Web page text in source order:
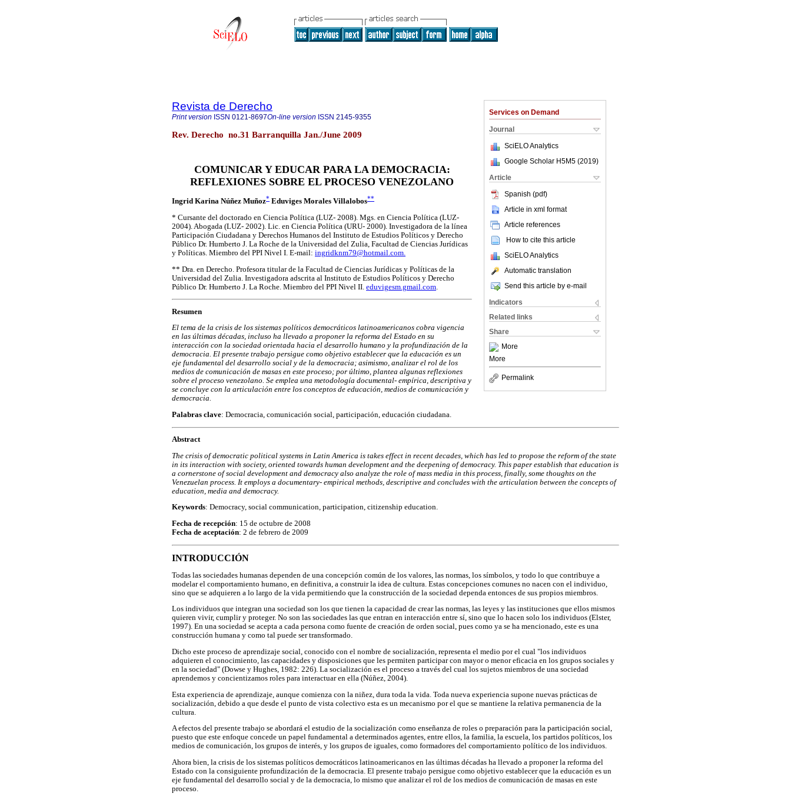
Services on Demand
Journal
SciELO Analytics
Google Scholar H5M5 (2019)
Article
Spanish (pdf)
Article in xml format
Article references
How to cite this article
SciELO Analytics
Automatic translation
Send this article by e-mail
Indicators
Related links
Share
More
More
Permalink
Revista de Derecho
Print version ISSN 0121-8697On-line version ISSN 2145-9355
Rev. Derecho no.31 Barranquilla Jan./June 2009
COMUNICAR Y EDUCAR PARA LA DEMOCRACIA:
REFLEXIONES SOBRE EL PROCESO VENEZOLANO
Ingrid Karina Núñez Muñoz* Eduviges Morales Villalobos**
* Cursante del doctorado en Ciencia Política (LUZ- 2008). Mgs. en Ciencia Política (LUZ-
2004). Abogada (LUZ- 2002). Lic. en Ciencia Política (URU- 2000). Investigadora de la línea
Participación Ciudadana y Derechos Humanos del Instituto de Estudios Políticos y Derecho
Público Dr. Humberto J. La Roche de la Universidad del Zulia, Facultad de Ciencias Jurídicas
y Políticas. Miembro del PPI Nivel I. E-mail: ingridknm79@hotmail.com.
** Dra. en Derecho. Profesora titular de la Facultad de Ciencias Jurídicas y Políticas de la
Universidad del Zulia. Investigadora adscrita al Instituto de Estudios Políticos y Derecho
Público Dr. Humberto J. La Roche. Miembro del PPI Nivel II. eduvigesm.gmail.com
Resumen
El tema de la crisis de los sistemas políticos democráticos latinoamericanos cobra vigencia
en las últimas décadas, incluso ha llevado a proponer la reforma del Estado en su
interacción con la sociedad orientada hacia el desarrollo humano y la profundización de la
democracia. El presente trabajo persigue como objetivo establecer que la educación es un
eje fundamental del desarrollo social y de la democracia; asimismo, analizar el rol de los
medios de comunicación de masas en este proceso; por último, plantea algunas reflexiones
sobre el proceso venezolano. Se emplea una metodología documental- empírica, descriptiva y
se concluye con la articulación entre los conceptos de educación, medios de comunicación y
democracia.
Palabras clave: Democracia, comunicación social, participación, educación ciudadana.
Abstract
The crisis of democratic political systems in Latin America is takes effect in recent decades, which has led to propose the reform of the state
in its interaction with society, oriented towards human development and the deepening of democracy. This paper establish that education is
a cornerstone of social development and democracy also analyze the role of mass media in this process, finally, some thoughts on the
Venezuelan process. It employs a documentary- empirical methods, descriptive and concludes with the articulation between the concepts of
education, media and democracy.
Keywords: Democracy, social communication, participation, citizenship education.
Fecha de recepción: 15 de octubre de 2008
Fecha de aceptación: 2 de febrero de 2009
INTRODUCCIÓN
Todas las sociedades humanas dependen de una concepción común de los valores, las normas, los símbolos, y todo lo que contribuye a
modelar el comportamiento humano, en definitiva, a construir la idea de cultura. Estas concepciones comunes no nacen con el individuo,
sino que se adquieren a lo largo de la vida permitiendo que la construcción de la sociedad dependa entonces de sus propios miembros.
Los individuos que integran una sociedad son los que tienen la capacidad de crear las normas, las leyes y las instituciones que ellos mismos
quieren vivir, cumplir y proteger. No son las sociedades las que entran en interacción entre sí, sino que lo hacen solo los individuos (Elster,
1997). En una sociedad se acepta a cada persona como fuente de creación de orden social, pues como ya se ha mencionado, este es una
construcción humana y como tal puede ser transformado.
Dicho este proceso de aprendizaje social, conocido con el nombre de socialización, representa el medio por el cual "los individuos
adquieren el conocimiento, las capacidades y disposiciones que les permiten participar con mayor o menor eficacia en los grupos sociales y
en la sociedad" (Dowse y Hughes, 1982: 226). La socialización es el proceso a través del cual los sujetos miembros de una sociedad
aprendemos y concientizamos roles para interactuar en ella (Núñez, 2004).
Esta experiencia de aprendizaje, aunque comienza con la niñez, dura toda la vida. Toda nueva experiencia supone nuevas prácticas de
socialización, debido a que desde el punto de vista colectivo esta es un mecanismo por el que se mantiene la relativa permanencia de la
cultura.
A efectos del presente trabajo se abordará el estudio de la socialización como enseñanza de roles o preparación para la participación social,
puesto que este enfoque concede un papel fundamental a determinados agentes, entre ellos, la familia, la escuela, los partidos políticos, los
medios de comunicación, los grupos de interés, y los grupos de iguales, como formadores del comportamiento político de los individuos.
Ahora bien, la crisis de los sistemas políticos democráticos latinoamericanos en las últimas décadas ha llevado a proponer la reforma del
Estado con la consiguiente profundización de la democracia. El presente trabajo persigue como objetivo establecer que la educación es un
eje fundamental del desarrollo social y de la democracia, lo mismo que analizar el rol de los medios de comunicación de masas en este
proceso.